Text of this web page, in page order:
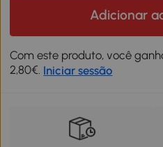
Adicionar
Com este produto, você
2,80€. Iniciar sessão